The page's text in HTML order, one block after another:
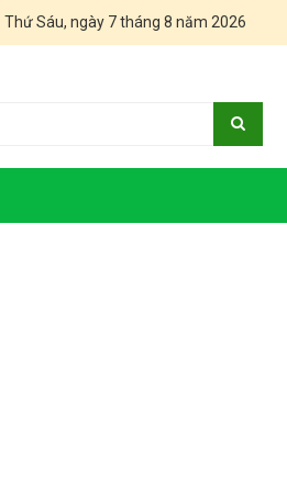
Thứ Sáu, ngày 7 tháng 8 năm 2026